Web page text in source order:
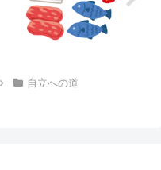
自立への道